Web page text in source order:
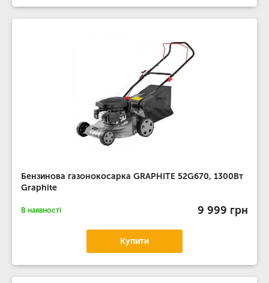
Бензинова газонокосарка GRAPHITE 52G670, 1300Вт
Graphite
В наявності 9 999 грн
Купити